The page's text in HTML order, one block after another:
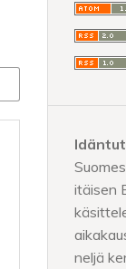
itäisen
neljä